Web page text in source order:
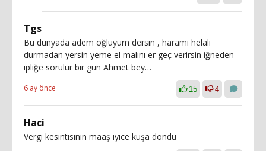
Tgs
Bu dünyada adem oğluyum dersin , haramı helali
durmadan yersin yeme el malını er geç verirsin iğneden
ipliğe sorulur bir gün Ahmet bey…
6 ay önce 15 4
Haci
Vergi kesintisinin maaş iyice kuşa döndü